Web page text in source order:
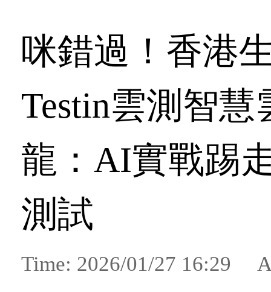
咪錯過！香港
Testin雲測智慧
龍：AI實戰踢
測試
Time: 2026/01/27 16:29